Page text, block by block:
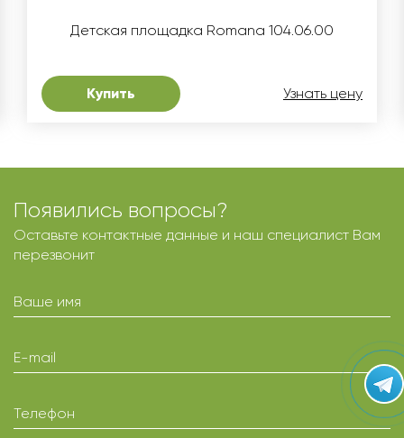
Детская площадка Romana 104.06.00
Купить Узнать цену
Появились вопросы?
Оставьте контактные данные и наш специалист Вам
перезвонит
Ваше имя
E-mail
Телефон